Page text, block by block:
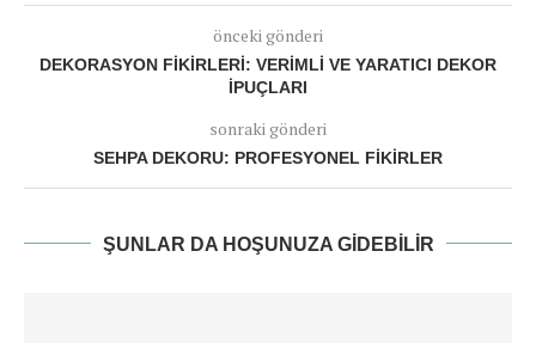
önceki gönderi
DEKORASYON FIKIRLERI: VERIMLI VE YARATICI DEKOR
İPUÇLARI
sonraki gönderi
SEHPA DEKORU: PROFESYONEL FIKIRLER
ŞUNLAR DA HOŞUNUZA GIDEBILIR